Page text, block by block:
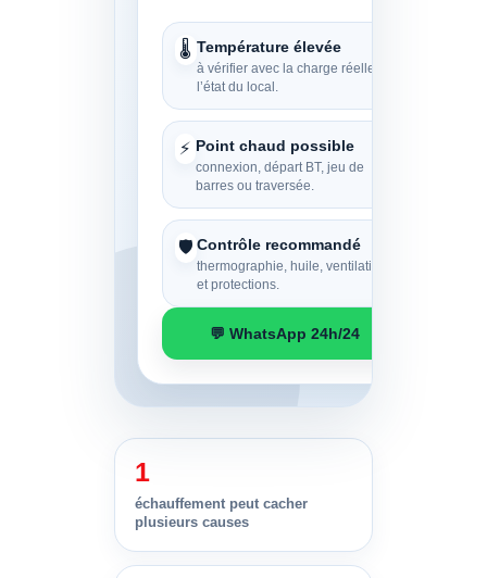
🌡️ Température élevée
à vérifier avec la charge réelle et
l’état du local.
⚡ Point chaud possible
connexion, départ BT, jeu de
barres ou traversée.
🛡️ Contrôle recommandé
thermographie, huile, ventilation
et protections.
💬 WhatsApp 24h/24
1
échauffement peut cacher
plusieurs causes